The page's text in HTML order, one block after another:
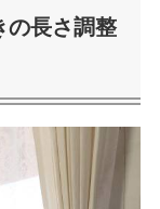
の長さ調整